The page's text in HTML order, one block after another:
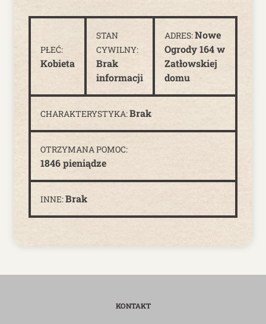
PŁEĆ:
Kobieta
STAN
CYWILNY:
Brak
informacji
ADRES:Nowe
Ogrody 164 w
Zatłowskiej
domu
CHARAKTERYSTYKA:Brak
OTRZYMANA POMOC:
1846 pieniądze
INNE:Brak
KONTAKT